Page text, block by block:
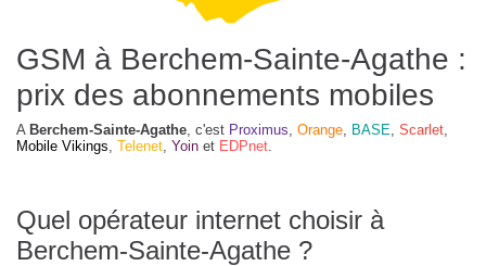
GSM à Berchem-Sainte-Agathe :
prix des abonnements mobiles
A Berchem-Sainte-Agathe , c'est Proximus Orange BASE Scarlet
Mobile Vikings Telenet Yoin et EDPnet
Quel opérateur internet choisir à
Berchem-Sainte-Agathe ?